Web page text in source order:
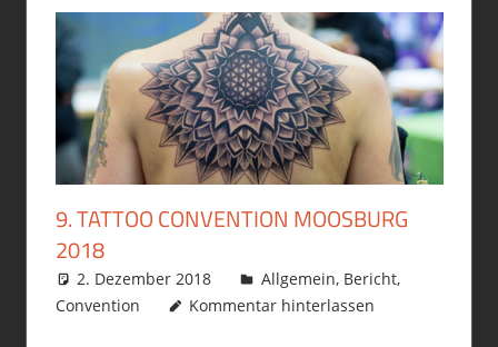
9. TATTOO CONVENTION MOOSBURG
2018
2. Dezember 2018 philofax
Allgemein, Bericht,
Convention
Kommentar hinterlassen